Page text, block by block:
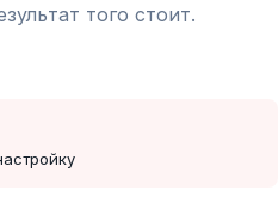
того стоит.